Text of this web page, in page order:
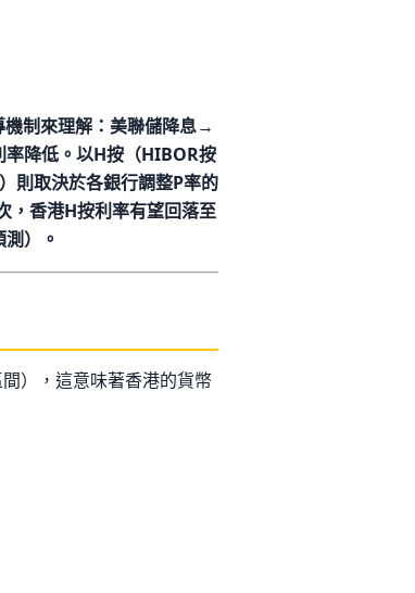
制來理解：美聯儲降息→
降低。以H按（HIBOR按
則取決於各銀行調整P率的
，香港H按利率有望回落至
）。
），這意味著香港的貨幣